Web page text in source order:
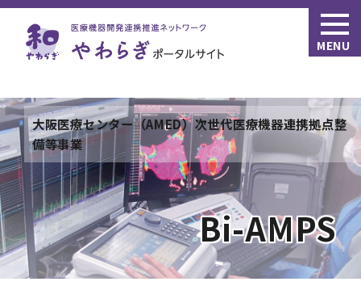
MENU
『世界産品創出のために医工融合Finisherを練成する新
結合拠点整備事業』
東京女子医科大学
大分大学
大分大学
大阪医療センター（AMED）次世代医療機器連携拠点整
備等事業
Bi-AMPS